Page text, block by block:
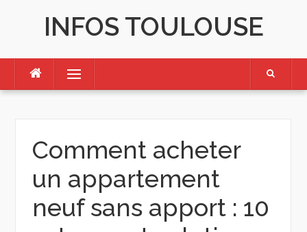
INFOS TOULOUSE
Menu
Comment acheter
un appartement
neuf sans apport : 10